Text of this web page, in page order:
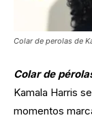
Colar de perolas de
Colar de
Kamala Harris
momentos